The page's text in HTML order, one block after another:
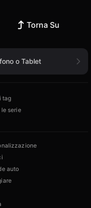
Torna Su
o Tablet
tag
serie
auto